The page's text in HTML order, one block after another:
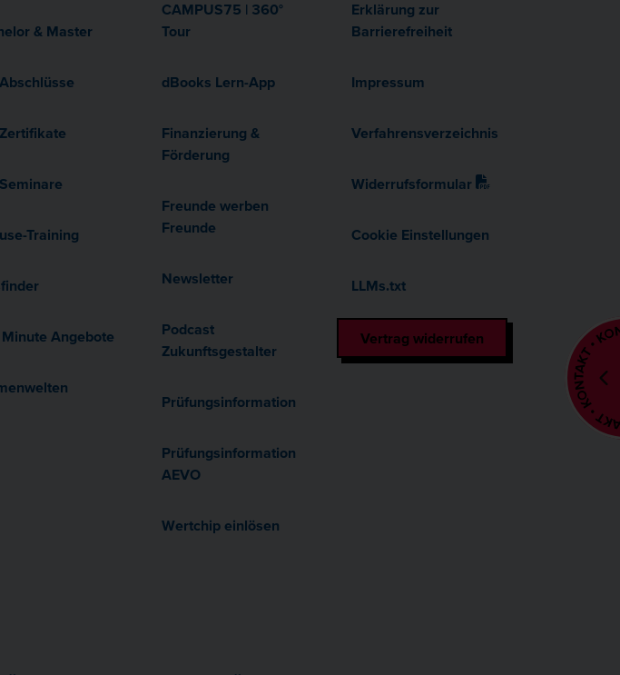
& Master
Training
Minute Angebote
CAMPUS75 | 360°
Tour
dBooks Lern-App
Finanzierung &
Förderung
Freunde werben
Freunde
Newsletter
Podcast
Zukunftsgestalter
Prüfungsinformation
Prüfungsinformation
AEVO
Wertchip einlösen
Erklärung zur
Barrierefreiheit
Impressum
Verfahrensverzeichnis
Widerrufsformular
Cookie Einstellungen
LLMs.txt
Vertrag widerrufen